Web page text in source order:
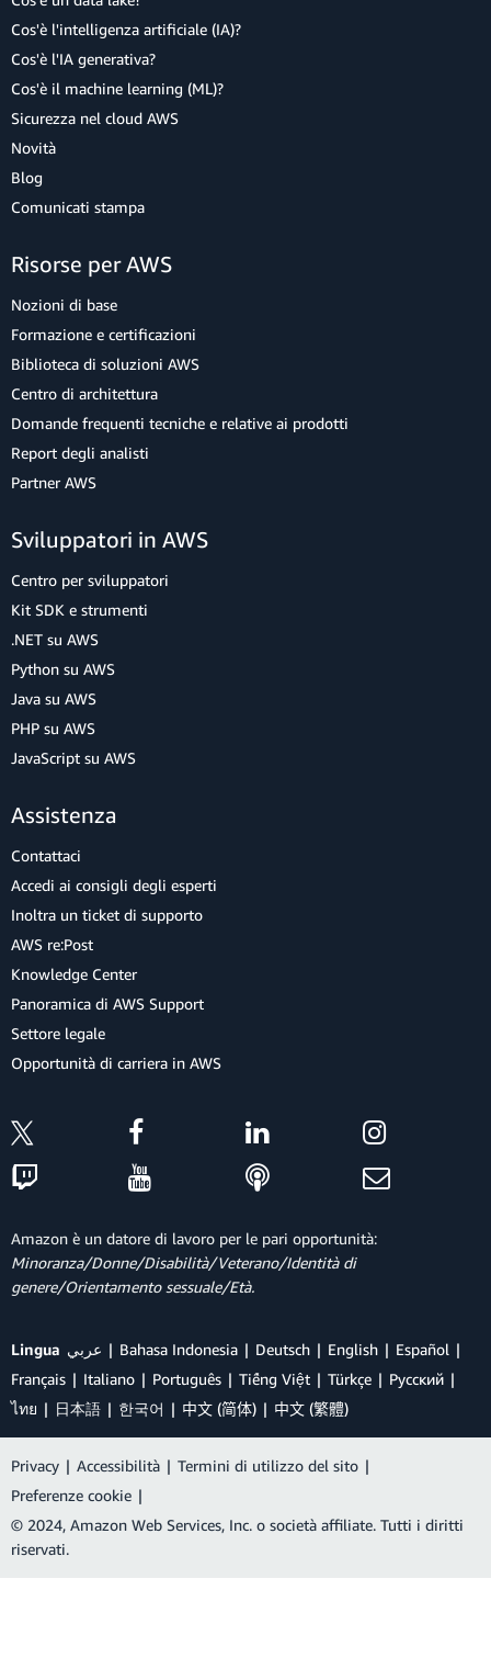
Cos'è l'intelligenza artificiale (IA)?
Cos'è l'IA generativa?
Cos'è il machine learning (ML)?
Sicurezza nel cloud AWS
Novità
Blog
Comunicati stampa
Risorse per AWS
Nozioni di base
Formazione e certificazioni
Biblioteca di soluzioni AWS
Centro di architettura
Domande frequenti tecniche e relative ai prodotti
Report degli analisti
Partner AWS
Sviluppatori in AWS
Centro per sviluppatori
Kit SDK e strumenti
.NET su AWS
Python su AWS
Java su AWS
PHP su AWS
JavaScript su AWS
Assistenza
Contattaci
Accedi ai consigli degli esperti
Inoltra un ticket di supporto
AWS re:Post
Knowledge Center
Panoramica di AWS Support
Settore legale
Opportunità di carriera in AWS
Amazon è un datore di lavoro per le pari opportunità:
Minoranza/Donne/Disabilità/Veterano/Identità di
genere/Orientamento sessuale/Età.
Lingua عربي Bahasa Indonesia Deutsch English
Español
Français
Italiano Português Tiếng Việt Türkçe
Ρусский
ไทย
日本語 한국어 中文 (简体) 中文 (繁體)
Privacy | Accessibilità | Termini di utilizzo del sito |
Preferenze cookie |
© 2024, Amazon Web Services, Inc. o società affiliate. Tutti i diritti
riservati.